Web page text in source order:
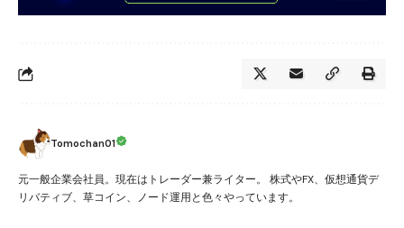
Tomochan01
元一般企業会社員。現在はトレーダー兼ライター。 株式やFX、仮想通貨デ
リバティブ、草コイン、ノード運用と色々やっています。